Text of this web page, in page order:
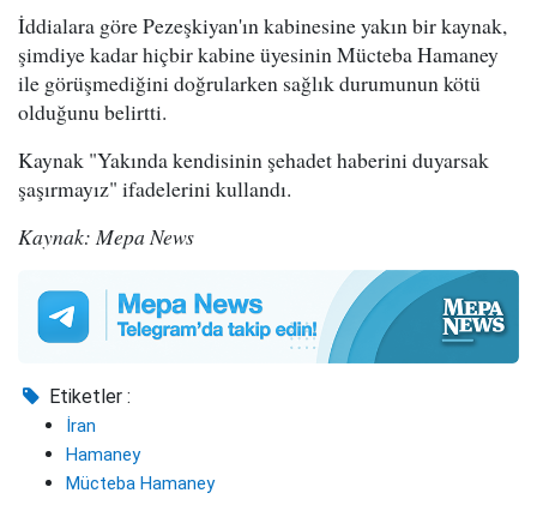
İddialara göre Pezeşkiyan'ın kabinesine yakın bir kaynak,
şimdiye kadar hiçbir kabine üyesinin Mücteba Hamaney
ile görüşmediğini doğrularken sağlık durumunun kötü
olduğunu belirtti.
Kaynak "Yakında kendisinin şehadet haberini duyarsak
şaşırmayız" ifadelerini kullandı.
Kaynak: Mepa News
Etiketler :
İran
Hamaney
Mücteba Hamaney